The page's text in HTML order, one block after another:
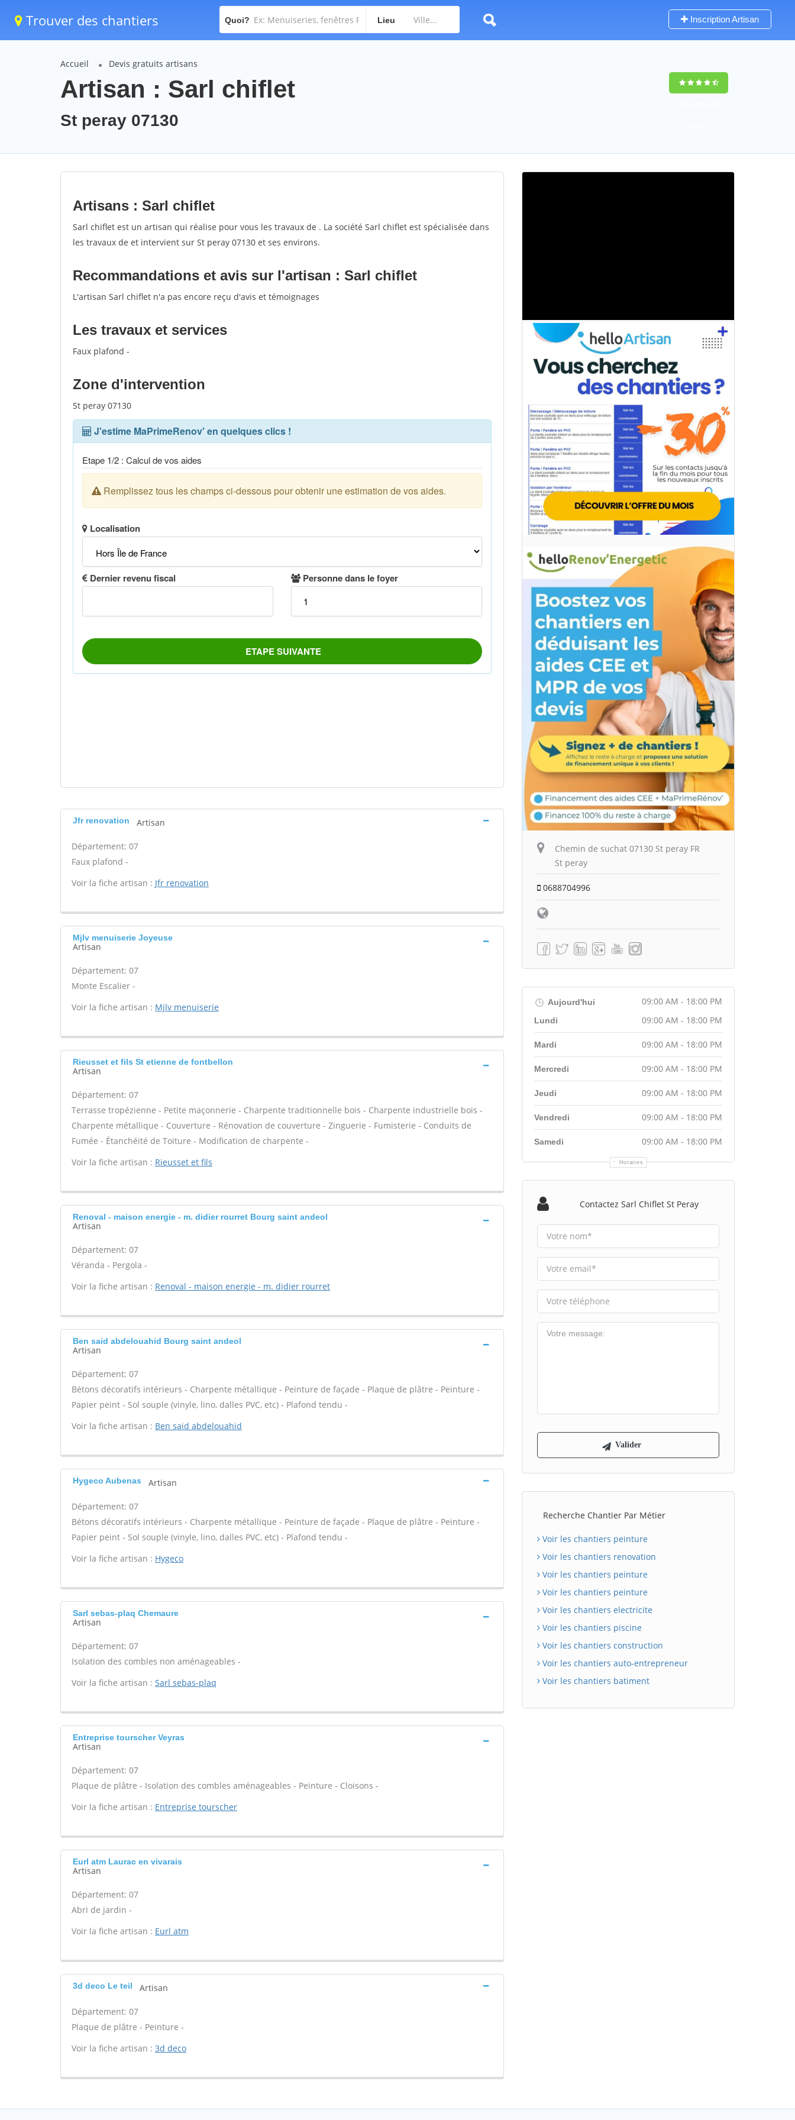
Trouver des chantiers Quoi? Lieu Inscription Artisan
Accueil Devis gratuits artisans
Artisan : Sarl chiflet
St peray 07130
Artisans : Sarl chiflet
Sarl chiflet est un artisan qui réalise pour vous les travaux de . La société Sarl chiflet est spécialisée dans
les travaux de et intervient sur St peray 07130 et ses environs.
Recommandations et avis sur l'artisan : Sarl chiflet
L'artisan Sarl chiflet n'a pas encore reçu d'avis et témoignages
Les travaux et services
Faux plafond -
Zone d'intervention
St peray 07130
Jfr renovation Artisan
Département: 07
Faux plafond -
Voir la fiche artisan : Jfr renovation
Mjlv menuiserie Joyeuse
Artisan
Département: 07
Monte Escalier -
Voir la fiche artisan : Mjlv menuiserie
Rieusset et fils St etienne de fontbellon
Artisan
Département: 07
Terrasse tropézienne - Petite maçonnerie - Charpente traditionnelle bois - Charpente industrielle bois -
Charpente métallique - Couverture - Rénovation de couverture - Zinguerie - Fumisterie - Conduits de
Fumée - Étanchéité de Toiture - Modification de charpente -
Voir la fiche artisan : Rieusset et fils
Renoval - maison energie - m. didier rourret Bourg saint andeol
Artisan
Département: 07
Véranda - Pergola -
Voir la fiche artisan : Renoval - maison energie - m. didier rourret
Ben said abdelouahid Bourg saint andeol
Artisan
Département: 07
Bétons décoratifs intérieurs - Charpente métallique - Peinture de façade - Plaque de plâtre - Peinture -
Papier peint - Sol souple (vinyle, lino, dalles PVC, etc) - Plafond tendu -
Voir la fiche artisan : Ben said abdelouahid
Hygeco Aubenas Artisan
Département: 07
Bétons décoratifs intérieurs - Charpente métallique - Peinture de façade - Plaque de plâtre - Peinture -
Papier peint - Sol souple (vinyle, lino, dalles PVC, etc) - Plafond tendu -
Voir la fiche artisan : Hygeco
Sarl sebas-plaq Chemaure
Artisan
Département: 07
Isolation des combles non aménageables -
Voir la fiche artisan : Sarl sebas-plaq
Entreprise tourscher Veyras
Artisan
Département: 07
Plaque de plâtre - Isolation des combles aménageables - Peinture - Cloisons -
Voir la fiche artisan : Entreprise tourscher
Eurl atm Laurac en vivarais
Artisan
Département: 07
Abri de jardin -
Voir la fiche artisan : Eurl atm
3d deco Le teil Artisan
Département: 07
Plaque de plâtre - Peinture -
Voir la fiche artisan : 3d deco
Chemin de suchat 07130 St peray FR
St peray
0688704996
Aujourd'hui 09:00 AM - 18:00 PM
Horaires
Lundi 09:00 AM - 18:00 PM
Mardi 09:00 AM - 18:00 PM
Mercredi 09:00 AM - 18:00 PM
Jeudi 09:00 AM - 18:00 PM
Vendredi 09:00 AM - 18:00 PM
Samedi 09:00 AM - 18:00 PM
Contactez Sarl Chiflet St Peray
Recherche Chantier Par Métier
Voir les chantiers peinture
Voir les chantiers renovation
Voir les chantiers peinture
Voir les chantiers peinture
Voir les chantiers electricite
Voir les chantiers piscine
Voir les chantiers construction
Voir les chantiers auto-entrepreneur
Voir les chantiers batiment